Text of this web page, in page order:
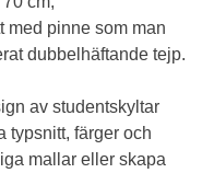
med pinne som man
dubbelhäftande tejp.
av studentskyltar
typsnitt, färger och
mallar eller skapa